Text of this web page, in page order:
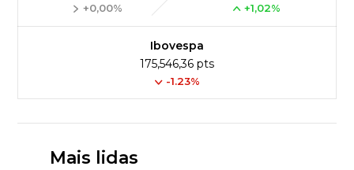
+0,00% +1,02%
Ibovespa
175,546,36 pts
-1.23%
Mais lidas